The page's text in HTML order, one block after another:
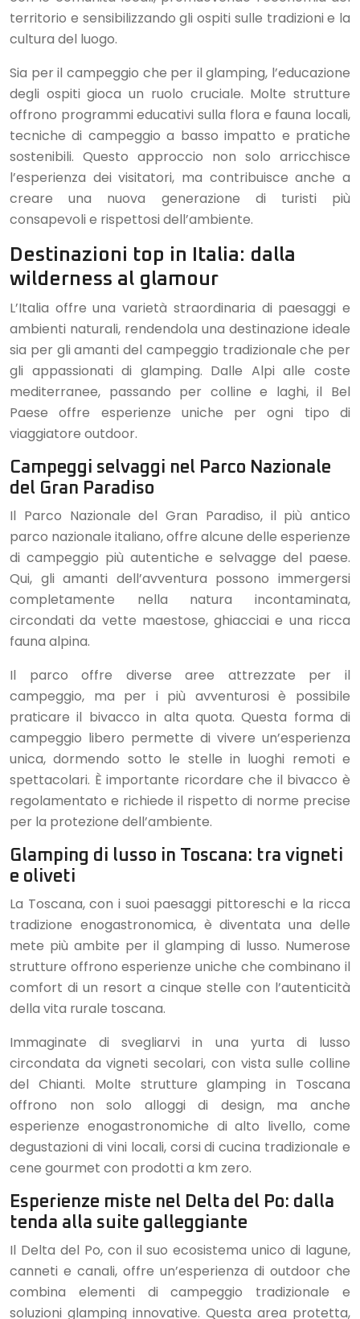
territorio e sensibilizzando gli ospiti sulle tradizioni e la
cultura del luogo.
Sia per il campeggio che per il glamping, l’educazione
degli ospiti gioca un ruolo cruciale. Molte strutture
offrono programmi educativi sulla flora e fauna locali,
tecniche di campeggio a basso impatto e pratiche
sostenibili. Questo approccio non solo arricchisce
l’esperienza dei visitatori, ma contribuisce anche a
creare una nuova generazione di turisti più
consapevoli e rispettosi dell’ambiente.
Destinazioni top in Italia: dalla
wilderness al glamour
L’Italia offre una varietà straordinaria di paesaggi e
ambienti naturali, rendendola una destinazione ideale
sia per gli amanti del campeggio tradizionale che per
gli appassionati di glamping. Dalle Alpi alle coste
mediterranee, passando per colline e laghi, il Bel
Paese offre esperienze uniche per ogni tipo di
viaggiatore outdoor.
Campeggi selvaggi nel Parco Nazionale
del Gran Paradiso
Il Parco Nazionale del Gran Paradiso, il più antico
parco nazionale italiano, offre alcune delle esperienze
di campeggio più autentiche e selvagge del paese.
Qui, gli amanti dell’avventura possono immergersi
completamente nella natura incontaminata,
circondati da vette maestose, ghiacciai e una ricca
fauna alpina.
Il parco offre diverse aree attrezzate per il
campeggio, ma per i più avventurosi è possibile
praticare il bivacco in alta quota. Questa forma di
campeggio libero permette di vivere un’esperienza
unica, dormendo sotto le stelle in luoghi remoti e
spettacolari. È importante ricordare che il bivacco è
regolamentato e richiede il rispetto di norme precise
per la protezione dell’ambiente.
Glamping di lusso in Toscana: tra vigneti
e oliveti
La Toscana, con i suoi paesaggi pittoreschi e la ricca
tradizione enogastronomica, è diventata una delle
mete più ambite per il glamping di lusso. Numerose
strutture offrono esperienze uniche che combinano il
comfort di un resort a cinque stelle con l’autenticità
della vita rurale toscana.
Immaginate di svegliarvi in una yurta di lusso
circondata da vigneti secolari, con vista sulle colline
del Chianti. Molte strutture glamping in Toscana
offrono non solo alloggi di design, ma anche
esperienze enogastronomiche di alto livello, come
degustazioni di vini locali, corsi di cucina tradizionale e
cene gourmet con prodotti a km zero.
Esperienze miste nel Delta del Po: dalla
tenda alla suite galleggiante
Il Delta del Po, con il suo ecosistema unico di lagune,
canneti e canali, offre un’esperienza di outdoor che
combina elementi di campeggio tradizionale e
soluzioni glamping innovative. Questa area protetta,